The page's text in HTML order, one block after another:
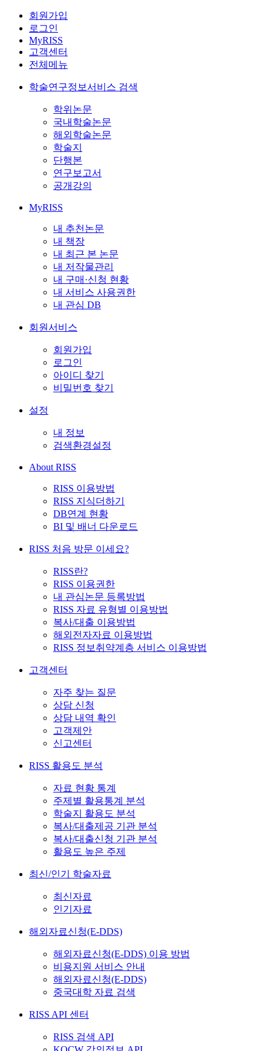
회원가입
로그인
MyRISS
고객센터
전체메뉴
학술연구정보서비스 검색
학위논문
국내학술논문
해외학술논문
학술지
단행본
연구보고서
공개강의
MyRISS
내 추천논문
내 책장
내 최근 본 논문
내 저작물관리
내 구매·신청 현황
내 서비스 사용권한
내 관심 DB
회원서비스
회원가입
로그인
아이디 찾기
비밀번호 찾기
설정
내 정보
검색환경설정
About RISS
RISS 이용방법
RISS 지식더하기
DB연계 현황
BI 및 배너 다운로드
RISS 처음 방문 이세요?
RISS란?
RISS 이용권한
내 관심논문 등록방법
RISS 자료 유형별 이용방법
복사/대출 이용방법
해외전자자료 이용방법
RISS 정보취약계층 서비스 이용방법
고객센터
자주 찾는 질문
상담 신청
상담 내역 확인
고객제안
신고센터
RISS 활용도 분석
자료 현황 통계
주제별 활용통계 분석
학술지 활용도 분석
복사/대출제공 기관 분석
복사/대출신청 기관 분석
활용도 높은 주제
최신/인기 학술자료
최신자료
인기자료
해외자료신청(E-DDS)
해외자료신청(E-DDS) 이용 방법
비용지원 서비스 안내
해외자료신청(E-DDS)
중국대학 자료 검색
RISS API 센터
RISS 검색 API